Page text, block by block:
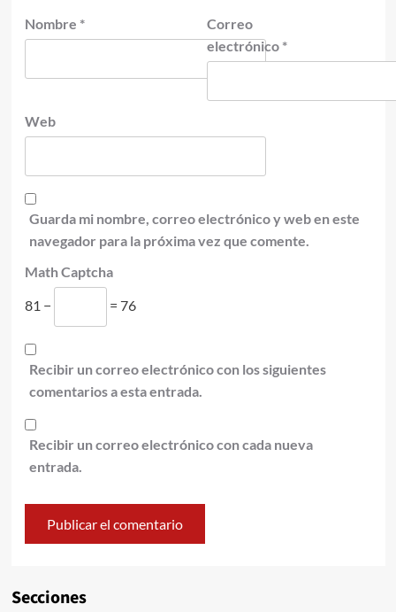
Nombre *
Correo
electrónico *
Web
Guarda mi nombre, correo electrónico y web en este
navegador para la próxima vez que comente.
Math Captcha
81 −
= 76
Recibir un correo electrónico con los siguientes
comentarios a esta entrada.
Recibir un correo electrónico con cada nueva
entrada.
Secciones